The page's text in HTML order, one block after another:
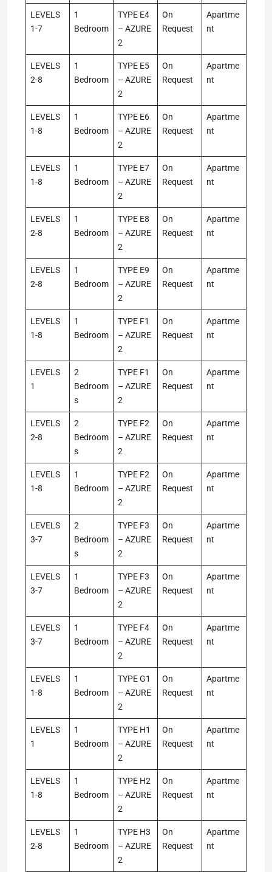
LEVELS
1-7
1
Bedroom
TYPE E4
– AZURE
2
On
Request
Apartme
nt
LEVELS
2-8
1
Bedroom
TYPE E5
– AZURE
2
On
Request
Apartme
nt
LEVELS
1-8
1
Bedroom
TYPE E6
– AZURE
2
On
Request
Apartme
nt
LEVELS
1-8
1
Bedroom
TYPE E7
– AZURE
2
On
Request
Apartme
nt
LEVELS
2-8
1
Bedroom
TYPE E8
– AZURE
2
On
Request
Apartme
nt
LEVELS
2-8
1
Bedroom
TYPE E9
– AZURE
2
On
Request
Apartme
nt
LEVELS
1-8
1
Bedroom
TYPE F1
– AZURE
2
On
Request
Apartme
nt
LEVELS
1
2
Bedroom
s
TYPE F1
– AZURE
2
On
Request
Apartme
nt
LEVELS
2-8
2
Bedroom
s
TYPE F2
– AZURE
2
On
Request
Apartme
nt
LEVELS
1-8
1
Bedroom
TYPE F2
– AZURE
2
On
Request
Apartme
nt
LEVELS
3-7
2
Bedroom
s
TYPE F3
– AZURE
2
On
Request
Apartme
nt
LEVELS
3-7
1
Bedroom
TYPE F3
– AZURE
2
On
Request
Apartme
nt
LEVELS
3-7
1
Bedroom
TYPE F4
– AZURE
2
On
Request
Apartme
nt
LEVELS
1-8
1
Bedroom
TYPE G1
– AZURE
2
On
Request
Apartme
nt
LEVELS
1
1
Bedroom
TYPE H1
– AZURE
2
On
Request
Apartme
nt
LEVELS
1-8
1
Bedroom
TYPE H2
– AZURE
2
On
Request
Apartme
nt
LEVELS
2-8
1
Bedroom
TYPE H3
– AZURE
2
On
Request
Apartme
nt